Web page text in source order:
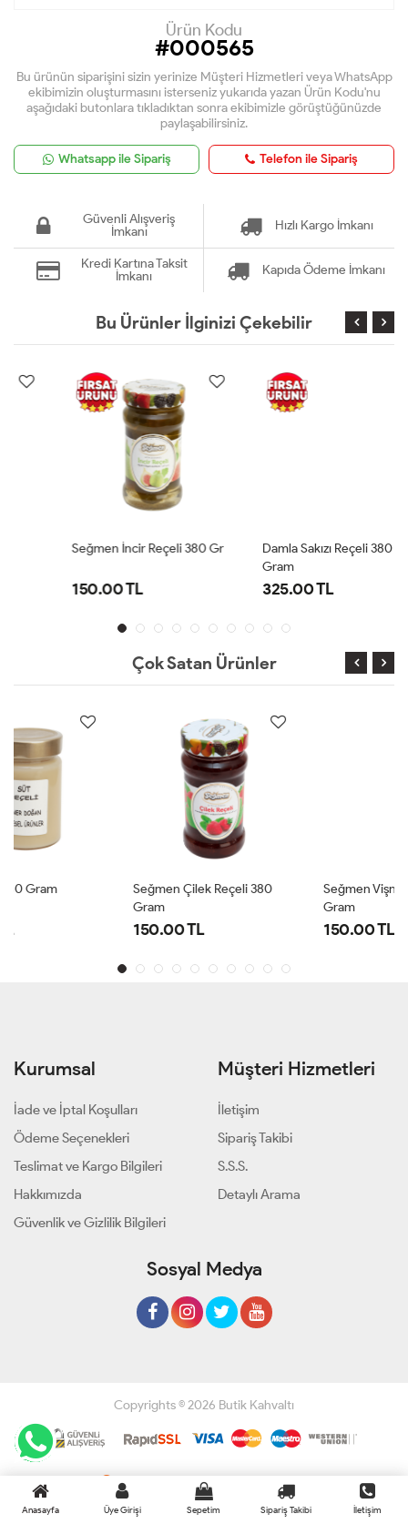
Ürün Kodu
#000565
Bu ürünün siparişini sizin yerinize Müşteri Hizmetleri veya WhatsApp
ekibimizin oluşturmasını isterseniz yukarıda yazan Ürün Kodu'nu
aşağıdaki butonlara tıkladıktan sonra ekibimizle görüştüğünüzde
paylaşabilirsiniz.
Whatsapp ile Sipariş Telefon ile Sipariş
Güvenli Alışveriş
İmkanı
Hızlı Kargo İmkanı
Kredi Kartına Taksit
İmkanı
Kapıda Ödeme İmkanı
Bu Ürünler İlginizi Çekebilir
Seğmen İncir Reçeli 380 Gr
150.00 TL
Damla Sakızı Reçeli 380
325.00 TL
Çok Satan Ürünler
Seğmen Çilek Reçeli 380
Seğmen Vişne Reçeli 380
Kurumsal
İade ve İptal Koşulları
Ödeme Seçenekleri
Teslimat ve Kargo Bilgileri
Hakkımızda
Güvenlik ve Gizlilik Bilgileri
Müşteri Hizmetleri
İletişim
Sipariş Takibi
S.S.S.
Detaylı Arama
Sosyal Medya
Copyrights © 2026 Butik Kahvaltı
Geliştir - powered by innovation
Anasayfa Üye Girişi Sepetim Sipariş Takibi İletişim